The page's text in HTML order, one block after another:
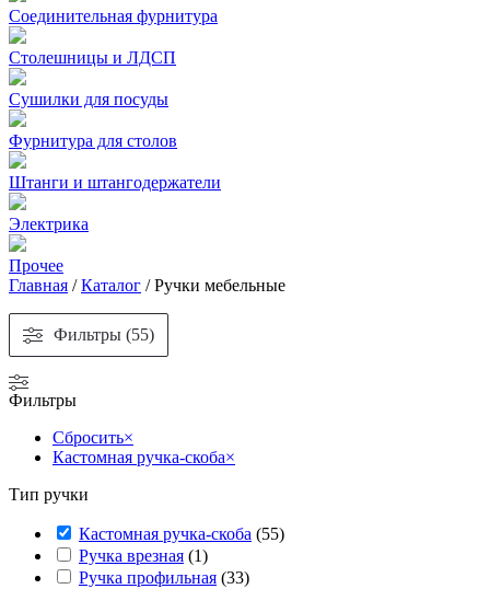
Соединительная фурнитура
Столешницы и ЛДСП
Сушилки для посуды
Фурнитура для столов
Штанги и штангодержатели
Электрика
Прочее
Главная /Каталог /Ручки мебельные
Фильтры (55)
Фильтры
Сбросить×
Кастомная ручка-скоба×
Тип ручки
Кастомная ручка-скоба (55)
Ручка врезная (1)
Ручка профильная (33)